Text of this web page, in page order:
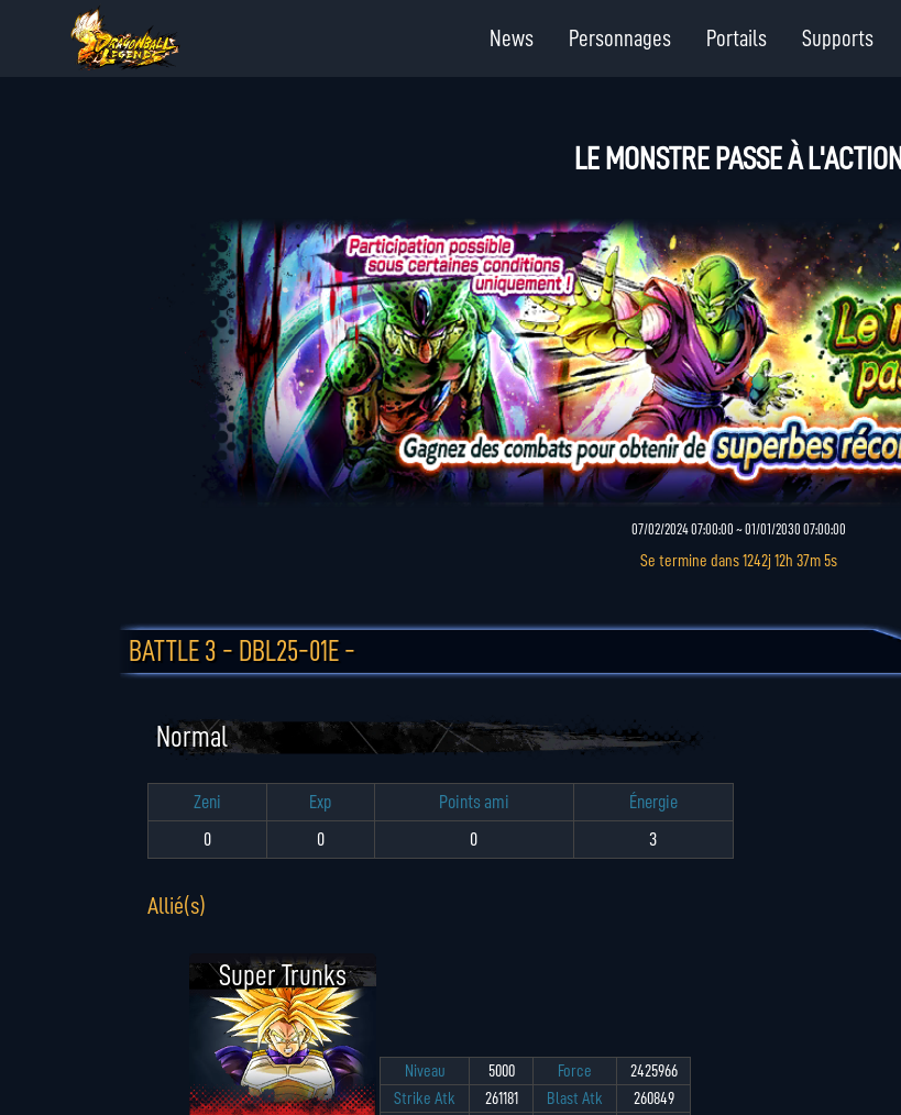
News Personnages Portails Supports
LE MONSTRE PASSE À L'ACTION
07/02/2024 07:00:00 ~ 01/01/2030 07:00:00
Se termine dans1242j 12h 37m 4s
BATTLE 3 - DBL25-01E -
Normal
Zeni Exp Points ami
Énergie
0
0 0 3
Allié(s)
Super Trunks
Niveau 5000 Force
2425966
Strike Atk
261181 Blast Atk
260849